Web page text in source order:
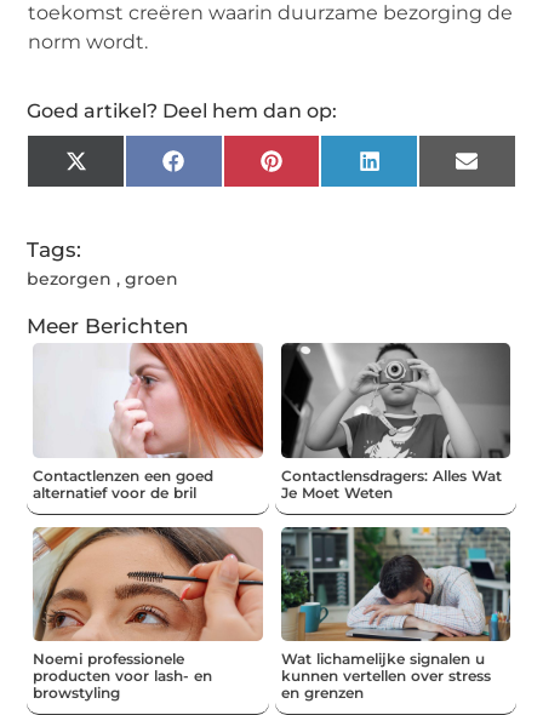
toekomst creëren waarin duurzame bezorging de
norm wordt.
Goed artikel? Deel hem dan op:
X
(Twitter)
FacebookPinterestLinkedInEmail
Tags:
bezorgen ,groen
Meer Berichten
Contactlenzen een goed
alternatief voor de bril
Contactlensdragers: Alles Wat
Je Moet Weten
Noemi professionele
producten voor lash- en
browstyling
Wat lichamelijke signalen u
kunnen vertellen over stress
en grenzen